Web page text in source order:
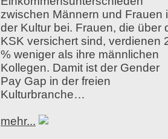
zwischen Männern und Frauen
der Kultur bei. Frauen, die über
KSK versichert sind, verdienen
% weniger als ihre männlichen
Kollegen. Damit ist der Gender
Pay Gap in der freien
Kulturbranche…
mehr...